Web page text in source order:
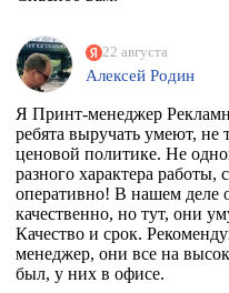
22 августа
Алексей Родин
Я Принт-менеджер
ребята выручать умеют, не
ценовой политике. Не
разного характера
оперативно! В нашем деле
качественно, но тут, они
Качество и срок.
менеджер, они все на
был, у них в офисе.